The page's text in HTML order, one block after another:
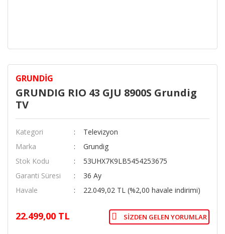
GRUNDIG
GRUNDIG RIO 43 GJU 8900S Grundig
TV
Kategori
Televizyon
Marka
Grundig
Stok Kodu
53UHX7K9LB5454253675
Garanti Süresi
36 Ay
Havale
22.049,02 TL (%2,00 havale indirimi)
22.499,00 TL SIZDEN GELEN YORUMLAR